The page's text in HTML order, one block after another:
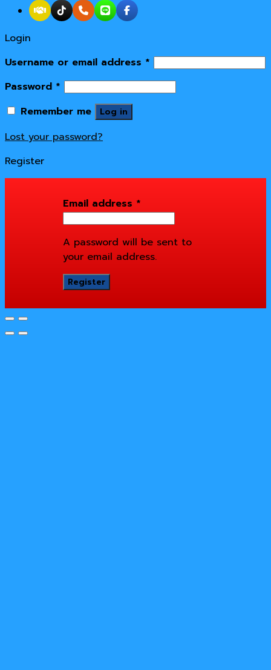
Login
Username or email address *
Password *
Remember me
Log in
Lost your password?
Register
Email address *
A password will be sent to
your email address.
Register